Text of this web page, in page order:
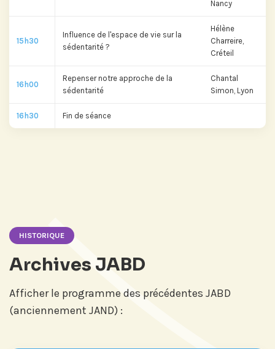
Nancy
15h30
Influence de l'espace de vie sur la
sédentarité ?
Hélène
Charreire,
Créteil
16h00
Repenser notre approche de la
sédentarité
Chantal
Simon, Lyon
16h30 Fin de séance
HISTORIQUE
Archives JABD
Afficher le programme des précédentes JABD
(anciennement JAND) :
Si vous préférez suivre notre actu par
mail, recevez nos newsletters en
fonction de vos centres d'intérêt :
Prix Projets de Recherche